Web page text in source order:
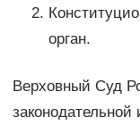
орган.
Верховный Суд